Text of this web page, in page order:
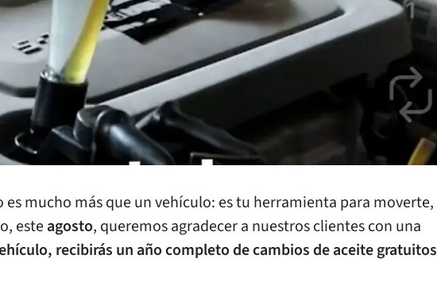
es mucho más que un vehículo: es tu herramienta para moverte,
esteagosto, queremos agradecer a nuestros clientes con una
recibirás un año completo de cambios de aceite gratuitos